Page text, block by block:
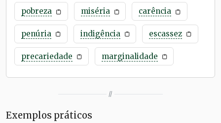
pobreza miséria carência
penúria indigência escassez
precariedade marginalidade
//
Exemplos práticos